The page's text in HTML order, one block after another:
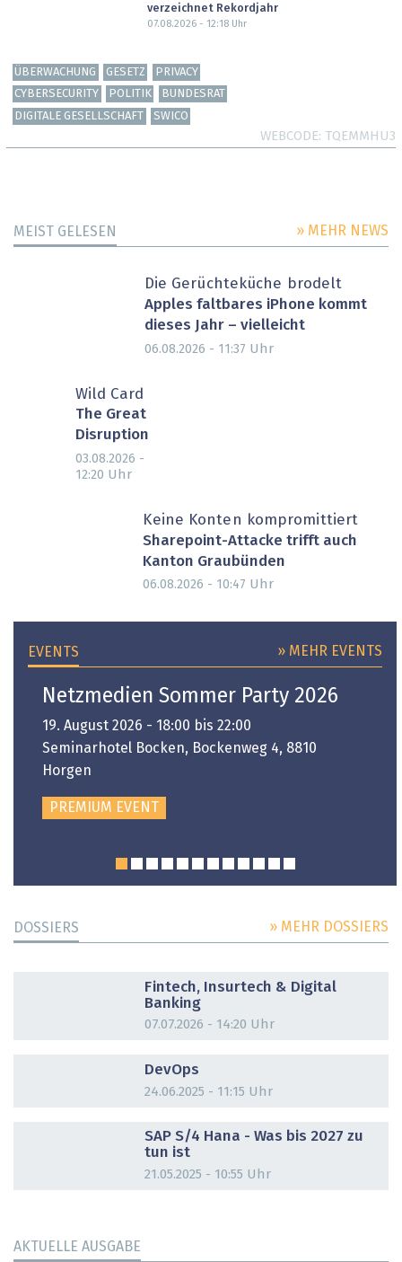
verzeichnet Rekordjahr
07.08.2026 - 12:18Uhr
ÜBERWACHUNG GESETZ
PRIVACY
CYBERSECURITY
POLITIK
BUNDESRAT
DIGITALE GESELLSCHAFT
SWICO
WEBCODE TQEMMHU3
MEIST GELESEN » MEHR NEWS
Die Gerüchteküche brodelt
Apples faltbares iPhone kommt
dieses Jahr – vielleicht
06.08.2026 - 11:37 Uhr
Wild Card
The Great
Disruption
03.08.2026 -
12:20 Uhr
Keine Konten kompromittiert
Sharepoint-Attacke trifft auch
Kanton Graubünden
06.08.2026 - 10:47 Uhr
EVENTS » MEHR EVENTS
Netzmedien Sommer Party 2026
19. August 2026 - 18:00 bis 22:00
Seminarhotel Bocken, Bockenweg 4, 8810
Horgen
PREMIUM EVENT
DOSSIERS » MEHR DOSSIERS
Fintech, Insurtech & Digital
Banking
07.07.2026 - 14:20 Uhr
DevOps
24.06.2025 - 11:15 Uhr
SAP S/4 Hana - Was bis 2027 zu
tun ist
21.05.2025 - 10:55 Uhr
AKTUELLE AUSGABE